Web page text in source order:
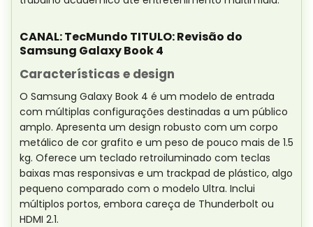
CANAL: TecMundo TITULO: Revisão do
Samsung Galaxy Book 4
Características e design
O Samsung Galaxy Book 4 é um modelo de entrada
com múltiplas configurações destinadas a um público
amplo. Apresenta um design robusto com um corpo
metálico de cor grafito e um peso de pouco mais de 1.5
kg. Oferece um teclado retroiluminado com teclas
baixas mas responsivas e um trackpad de plástico, algo
pequeno comparado com o modelo Ultra. Inclui
múltiplos portos, embora careça de Thunderbolt ou
HDMI 2.1.